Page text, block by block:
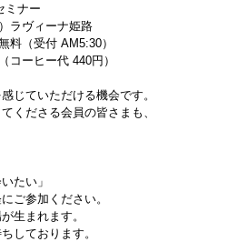
ミナー
ラヴィーナ姫路
料（受付 AM5:30）
コーヒー代 440円）
じていただける機会です。
くださる会員の皆さまも、
たい」
ご参加ください。
生まれます。
しております。